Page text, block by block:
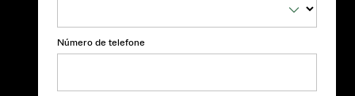
Número de telefone